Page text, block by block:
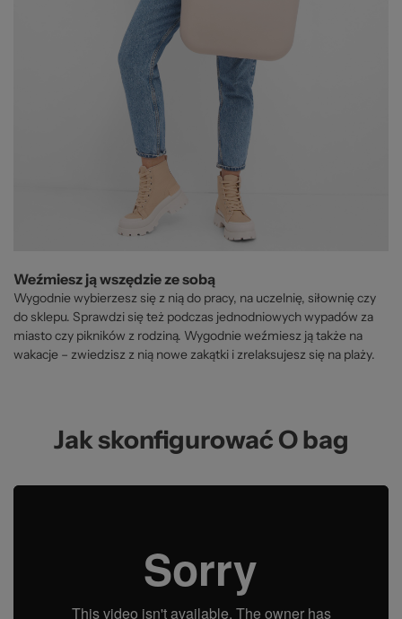
Weźmiesz ją wszędzie ze sobą
Wygodnie wybierzesz się z nią do pracy, na uczelnię, siłownię czy
do sklepu. Sprawdzi się też podczas jednodniowych wypadów za
miasto czy pikników z rodziną. Wygodnie weźmiesz ją także na
wakacje – zwiedzisz z nią nowe zakątki i zrelaksujesz się na plaży.
Jak skonfigurować O bag